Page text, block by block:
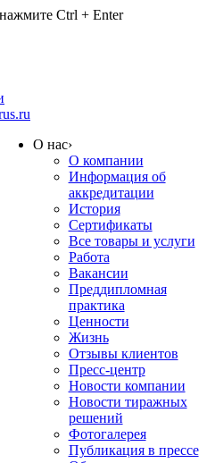
Ctrl + Enter
О нас›
О компании
Информация об
аккредитации
История
Сертификаты
Все товары и услуги
Работа
Вакансии
Преддипломная
практика
Ценности
Жизнь
Отзывы клиентов
Пресс-центр
Новости компании
Новости тиражных
решений
Фотогалерея
Публикация в прессе